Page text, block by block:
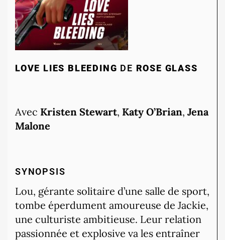
LOVE LIES BLEEDING DE ROSE GLASS
Avec Kristen Stewart, Katy O’Brian, Jena
Malone
SYNOPSIS
Lou, gérante solitaire d’une salle de sport,
tombe éperdument amoureuse de Jackie,
une culturiste ambitieuse. Leur relation
passionnée et explosive va les entraîner